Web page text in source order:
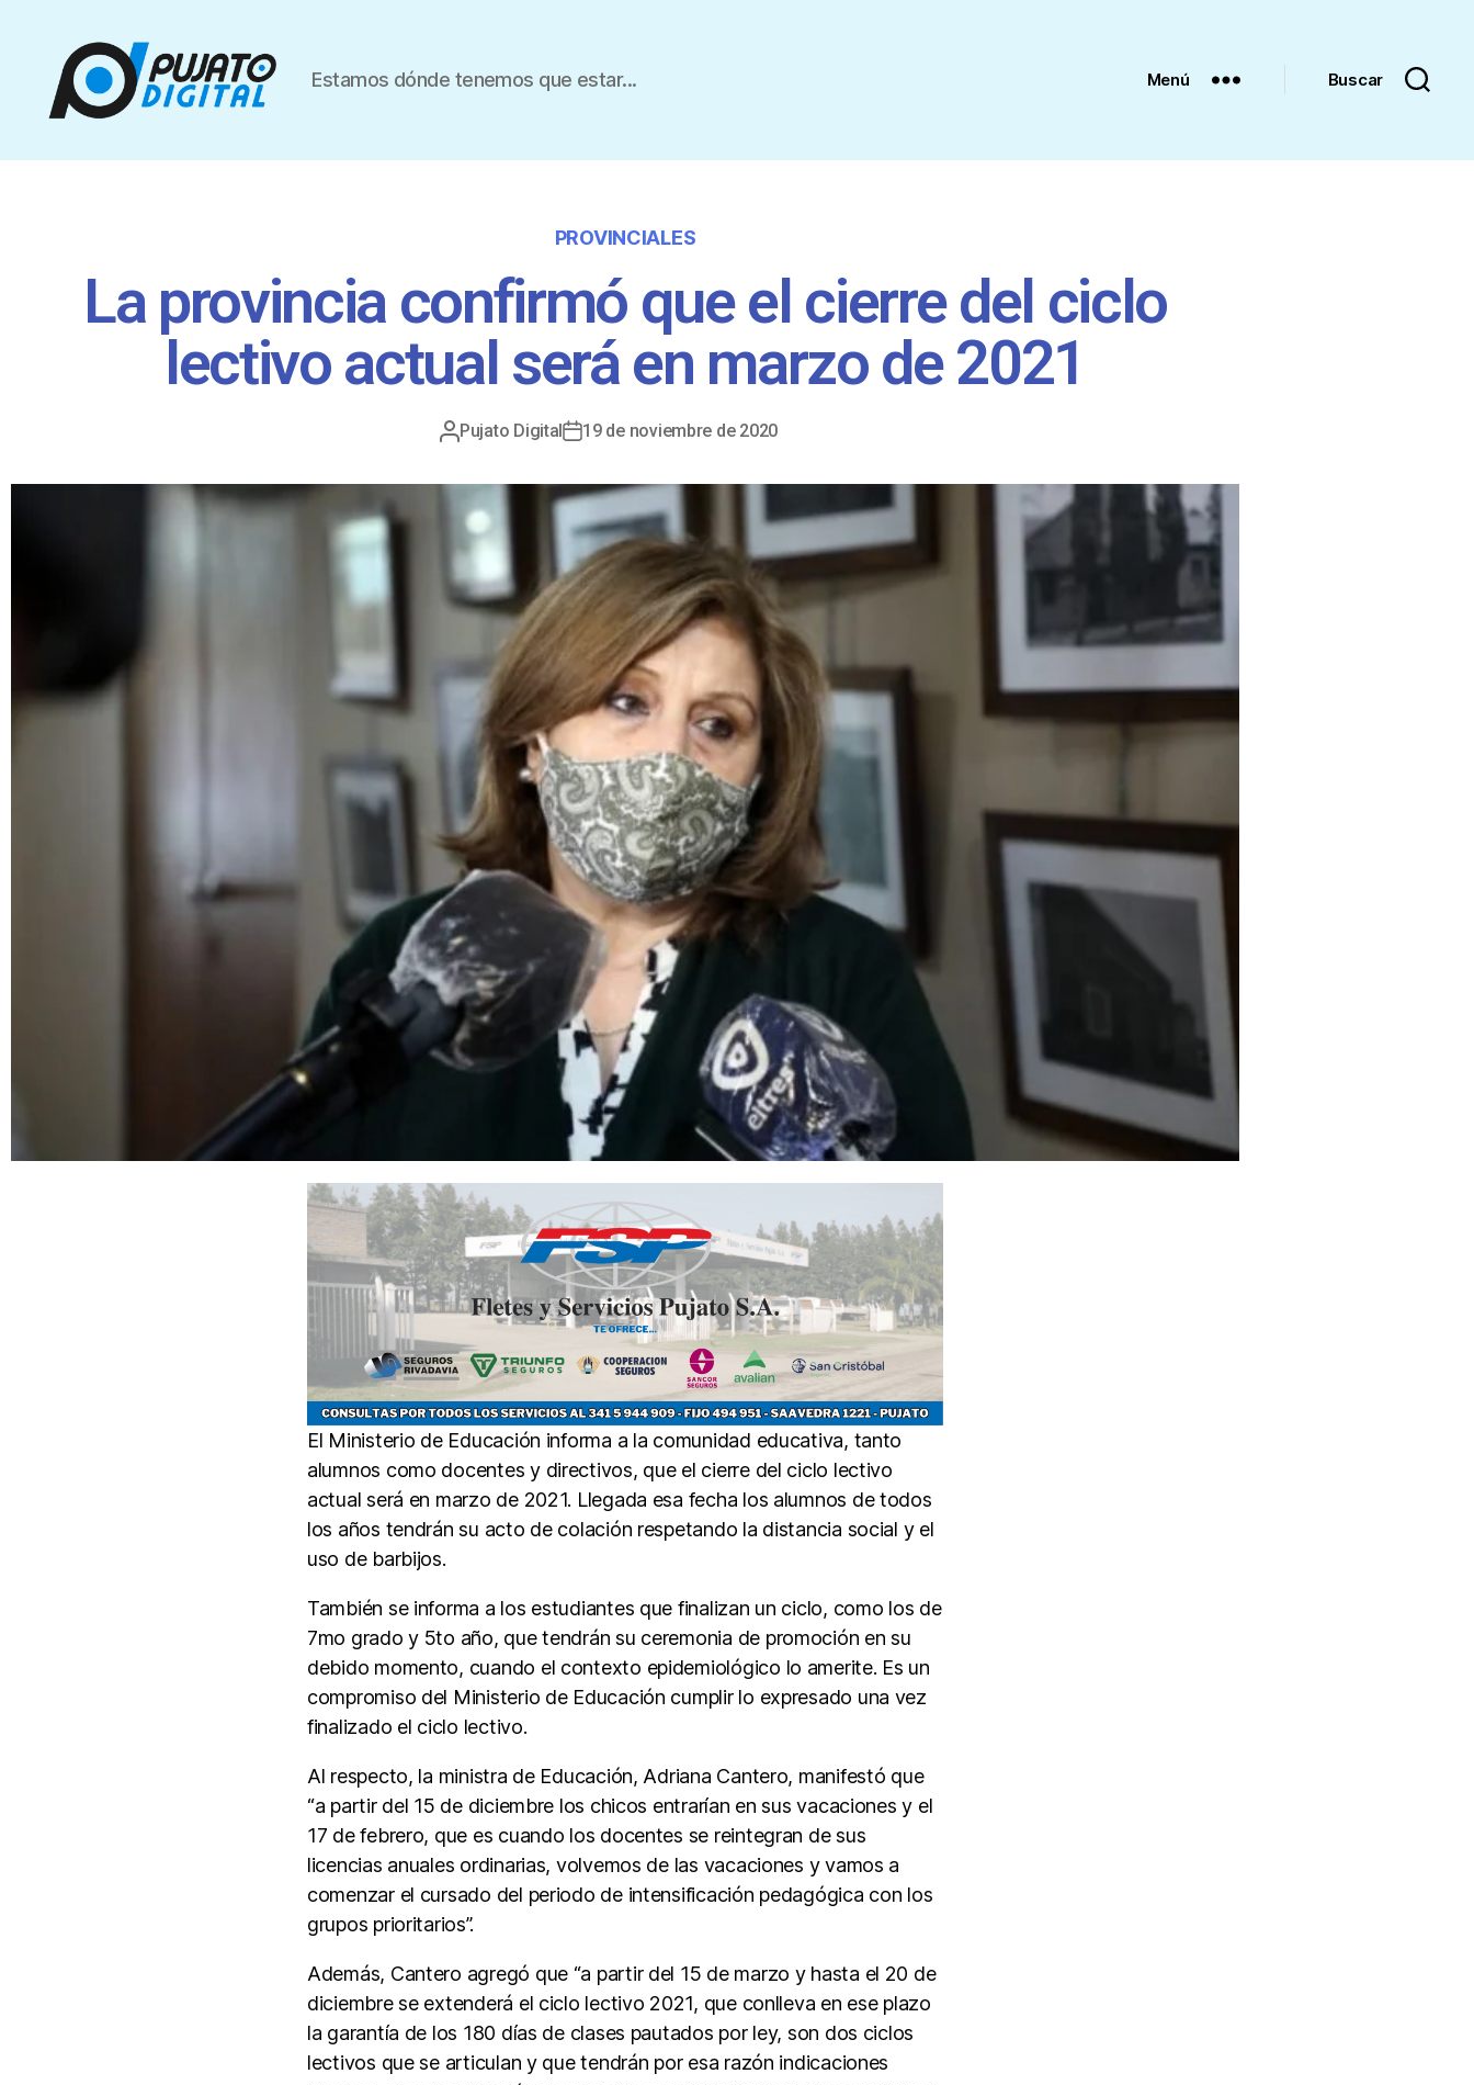
Estamos dónde tenemos que estar... Menú Buscar
PROVINCIALES
La provincia confirmó que el cierre del ciclo
lectivo actual será en marzo de 2021
Pujato Digital 19 de noviembre de 2020
El Ministerio de Educación informa a la comunidad educativa, tanto
alumnos como docentes y directivos, que el cierre del ciclo lectivo
actual será en marzo de 2021. Llegada esa fecha los alumnos de todos
los años tendrán su acto de colación respetando la distancia social y el
uso de barbijos.
También se informa a los estudiantes que finalizan un ciclo, como los de
7mo grado y 5to año, que tendrán su ceremonia de promoción en su
debido momento, cuando el contexto epidemiológico lo amerite. Es un
compromiso del Ministerio de Educación cumplir lo expresado una vez
finalizado el ciclo lectivo.
Al respecto, la ministra de Educación, Adriana Cantero, manifestó que
“a partir del 15 de diciembre los chicos entrarían en sus vacaciones y el
17 de febrero, que es cuando los docentes se reintegran de sus
licencias anuales ordinarias, volvemos de las vacaciones y vamos a
comenzar el cursado del periodo de intensificación pedagógica con los
grupos prioritarios”.
Además, Cantero agregó que “a partir del 15 de marzo y hasta el 20 de
diciembre se extenderá el ciclo lectivo 2021, que conlleva en ese plazo
la garantía de los 180 días de clases pautados por ley, son dos ciclos
lectivos que se articulan y que tendrán por esa razón indicaciones